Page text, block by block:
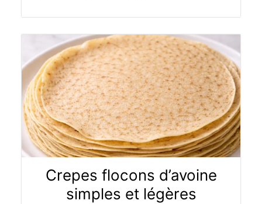
Crepes flocons d’avoine
simples et légères